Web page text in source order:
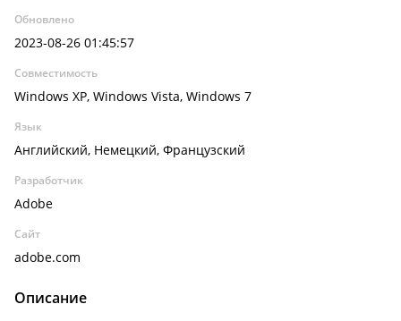
Обновлено
2023-08-26 01:45:57
Совместимость
Windows XP, Windows Vista, Windows 7
Язык
Английский, Немецкий, Французский
Разработчик
Adobe
Сайт
adobe.com
Описание